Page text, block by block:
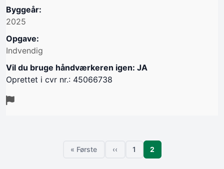
Byggeår:
2025
Opgave:
Indvendig
Vil du bruge håndværkeren igen: JA
Oprettet i cvr nr.: 45066738
SideinddelingFørste side
« Første
Forrige side
‹‹
Side
1 Side
2